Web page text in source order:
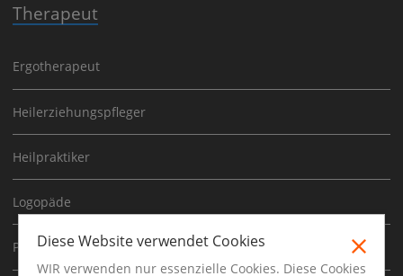
Therapeut
Ergotherapeut
Heilerziehungspfleger
Heilpraktiker
Logopäde
Physiotherapeut
Diese Website verwendet Cookies
WIR verwenden nur essenzielle Cookies. Diese Cookies